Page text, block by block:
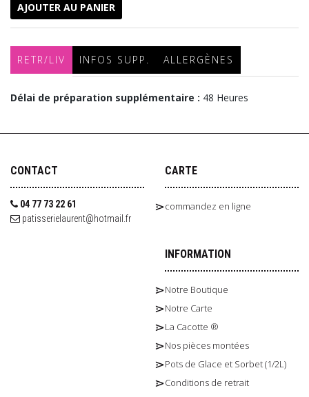
AJOUTER AU PANIER
RETR/LIV INFOS SUPP. ALLERGÈNES
Délai de préparation supplémentaire : 48 Heures
CONTACT
04 77 73 22 61
patisserielaurent@hotmail.fr
CARTE
commandez en ligne
INFORMATION
Notre Boutique
Notre Carte
La Cacotte ®
Nos pièces montées
Pots de Glace et Sorbet (1/2L)
Conditions de retrait